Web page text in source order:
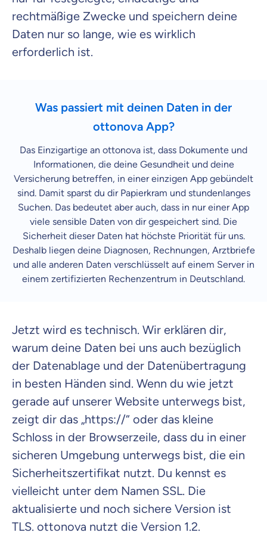
rechtmäßige Zwecke und speichern deine
Daten nur so lange, wie es wirklich
erforderlich ist.
Was passiert mit deinen Daten in der
ottonova App?
Das Einzigartige an ottonova ist, dass Dokumente und
Informationen, die deine Gesundheit und deine
Versicherung betreffen, in einer einzigen App gebündelt
sind. Damit sparst du dir Papierkram und stundenlanges
Suchen. Das bedeutet aber auch, dass in nur einer App
viele sensible Daten von dir gespeichert sind. Die
Sicherheit dieser Daten hat höchste Priorität für uns.
Deshalb liegen deine Diagnosen, Rechnungen, Arztbriefe
und alle anderen Daten verschlüsselt auf einem Server in
einem zertifizierten Rechenzentrum in Deutschland.
Jetzt wird es technisch. Wir erklären dir,
warum deine Daten bei uns auch bezüglich
der Datenablage und der Datenübertragung
in besten Händen sind. Wenn du wie jetzt
gerade auf unserer Website unterwegs bist,
zeigt dir das „https://“ oder das kleine
Schloss in der Browserzeile, dass du in einer
sicheren Umgebung unterwegs bist, die ein
Sicherheitszertifikat nutzt. Du kennst es
vielleicht unter dem Namen SSL. Die
aktualisierte und noch sichere Version ist
TLS. ottonova nutzt die Version 1.2.